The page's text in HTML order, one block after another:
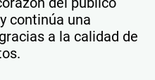
continúa una
a la calidad de